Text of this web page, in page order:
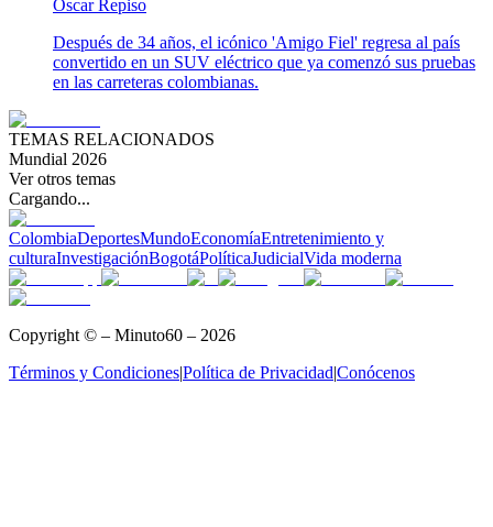
Oscar Repiso
Después de 34 años, el icónico 'Amigo Fiel' regresa al país
convertido en un SUV eléctrico que ya comenzó sus pruebas
en las carreteras colombianas.
TEMAS RELACIONADOS
Mundial 2026
Ver otros temas
Cargando...
ColombiaDeportesMundoEconomíaEntretenimiento y
culturaInvestigaciónBogotáPolíticaJudicialVida moderna
Copyright © – Minuto60 – 2026
Términos y Condiciones|Política de Privacidad|Conócenos